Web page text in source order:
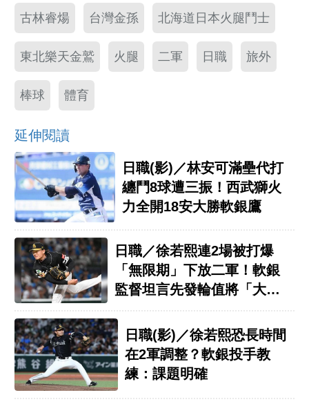
古林睿煬 台灣金孫 北海道日本火腿鬥士
東北樂天金鷲 火腿 二軍 日職 旅外
棒球 體育
延伸閱讀
日職(影)／林安可滿壘代打
纏鬥8球遭三振！西武獅火
力全開18安大勝軟銀鷹
日職／徐若熙連2場被打爆
「無限期」下放二軍！軟銀
監督坦言先發輪值將「大洗
日職(影)／徐若熙恐長時間
在2軍調整？軟銀投手教
練：課題明確